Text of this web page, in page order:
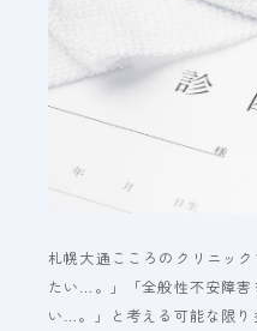
札幌大通こころのクリニッ
たい…。」「全般性不安障
い…。」と考える可能な限り